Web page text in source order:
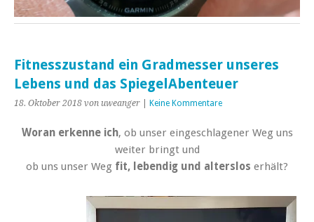
Fitnesszustand ein Gradmesser unseres
Lebens und das SpiegelAbenteuer
18. Oktober 2018 von uweanger Keine Kommentare
Woran erkenne ich, ob unser eingeschlagener Weg uns
weiter bringt und
ob uns unser Weg fit, lebendig und alterslos erhält?